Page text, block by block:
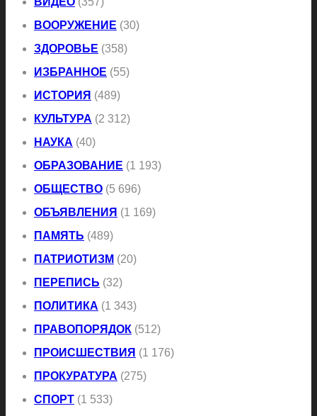
ВООРУЖЕНИЕ (30)
ЗДОРОВЬЕ (358)
ИЗБРАННОЕ (55)
ИСТОРИЯ (489)
КУЛЬТУРА (2 312)
НАУКА (40)
ОБРАЗОВАНИЕ (1 193)
ОБЩЕСТВО (5 696)
ОБЪЯВЛЕНИЯ (1 169)
ПАМЯТЬ (489)
ПАТРИОТИЗМ (20)
ПЕРЕПИСЬ (32)
ПОЛИТИКА (1 343)
ПРАВОПОРЯДОК (512)
ПРОИСШЕСТВИЯ (1 176)
ПРОКУРАТУРА (275)
СПОРТ (1 533)